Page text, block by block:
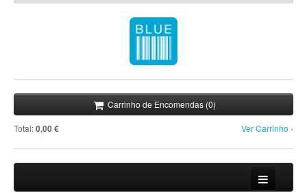
Carrinho de Encomendas (0)
Total:0,00 € Ver Carrinho ›